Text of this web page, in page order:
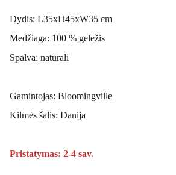
Dydis: L35xH45xW35 cm
Medžiaga: 100 % geležis
Spalva: natūrali
Gamintojas: Bloomingville
Kilmės šalis: Danija
Pristatymas: 2-4 sav.